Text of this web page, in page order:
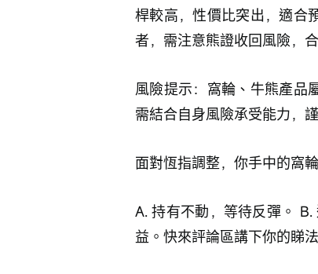
桿較高，性價比突出，適合
者，需注意熊證收回風險，
風險提示：窩輪、牛熊產品
需結合自身風險承受能力，
面對恆指調整，你手中的窩
A. 持有不動，等待反彈。
益。快來評論區講下你的睇法